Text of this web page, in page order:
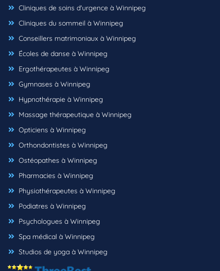
Cliniques de soins d'urgence à Winnipeg
Cliniques du sommeil à Winnipeg
Conseillers matrimoniaux à Winnipeg
Écoles de danse à Winnipeg
Ergothérapeutes à Winnipeg
Gymnases à Winnipeg
Hypnothérapie à Winnipeg
Massage thérapeutique à Winnipeg
Opticiens à Winnipeg
Orthondontistes à Winnipeg
Ostéopathes à Winnipeg
Pharmacies à Winnipeg
Physiothérapeutes à Winnipeg
Podiatres à Winnipeg
Psychologues à Winnipeg
Spa médical à Winnipeg
Studios de yoga à Winnipeg